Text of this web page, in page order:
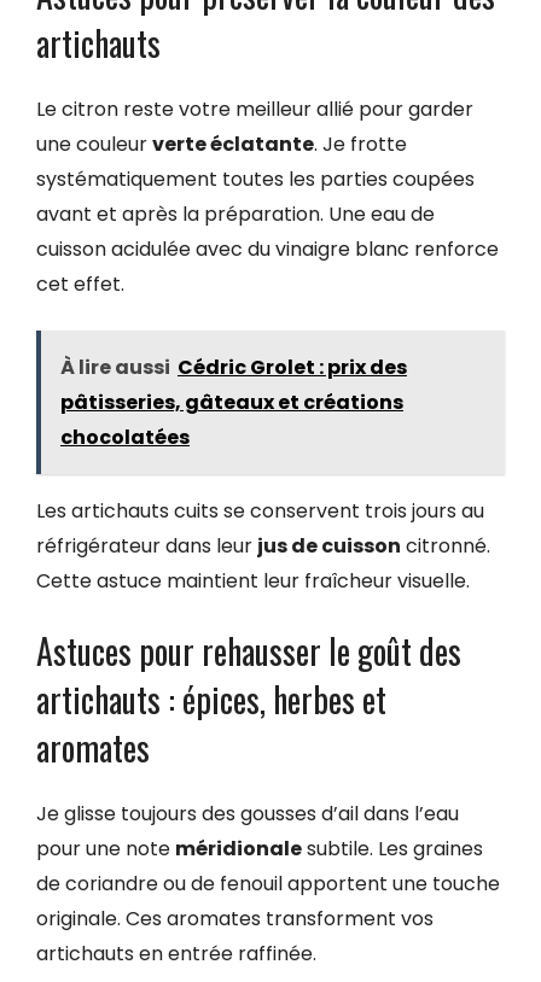
artichauts
Le citron reste votre meilleur allié pour garder
une couleurverte éclatante. Je frotte
systématiquement toutes les parties coupées
avant et après la préparation. Une eau de
cuisson acidulée avec du vinaigre blanc renforce
cet effet.
À lire aussi Cédric Grolet : prix des
pâtisseries, gâteaux et créations
chocolatées
Les artichauts cuits se conservent trois jours au
réfrigérateur dans leur jus de cuisson citronné.
Cette astuce maintient leur fraîcheur visuelle.
Astuces pour rehausser le goût des
artichauts : épices, herbes et
aromates
Je glisse toujours des gousses d’ail dans l’eau
pour une note méridionalesubtile. Les graines
de coriandre ou de fenouil apportent une touche
originale. Ces aromates transforment vos
artichauts en entrée raffinée.